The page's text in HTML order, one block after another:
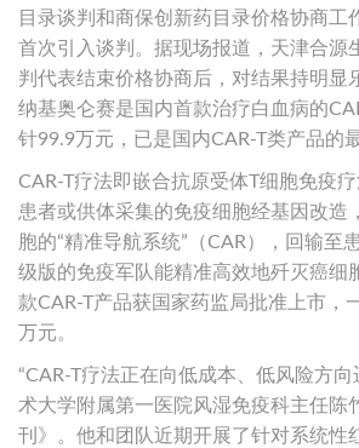
目录谈判和商保创新药目录价格协商工
首次引入谈判。据现场报道，天津合源
判代表结束价格协商后，对结果持明显
纳基奥仑赛是国内首款治疗白血病的
针99.9万元，已是国内CAR-T类产品的
CAR-T疗法即嵌合抗原受体T细胞免疫
患者或供体采集的免疫细胞经基因改造
胞的“精准导航系统”（CAR），回输至
级版的免疫军队能精准高效地歼灭癌细
款CAR-T产品获国家药监局批准上市，
万元。
“CAR-T疗法正在向低成本、低风险方
术大学附属第一医院风湿免疫科主任陈
刊》。他和团队近期开展了针对系统性